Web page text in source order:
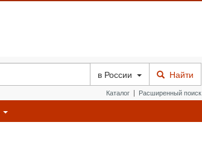
в России Найти
Каталог | Расширенный поиск